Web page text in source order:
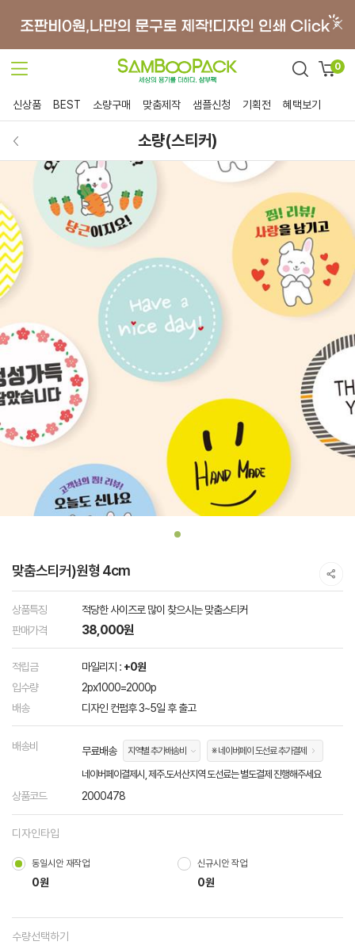
0
신상품 BEST 소량구매 맞춤제작 샘플신청 기획전 혜택보기
소량(스티커)
맞춤스티커)원형 4cm
상품특징
적당한 사이즈로 많이 찾으시는 맞춤스티커
판매가격
38,000원
적립금 마일리지 : +0원
입수량
2px1000=2000p
배송
디자인 컨펌후 3~5일 후 출고
배송비 무료배송 지역별 추가배송비 ※ 네이버페이 도선료 추가결제
네이버페이결제시, 제주.도서산지역 도선료는 별도결제 진행해주세요
상품코드 2000478
디자인타입
동일시안 재작업
0원
신규시안 작업
0원
수량선택하기